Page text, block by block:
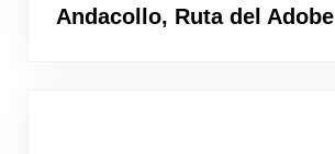
Andacollo, Ruta del Adobe